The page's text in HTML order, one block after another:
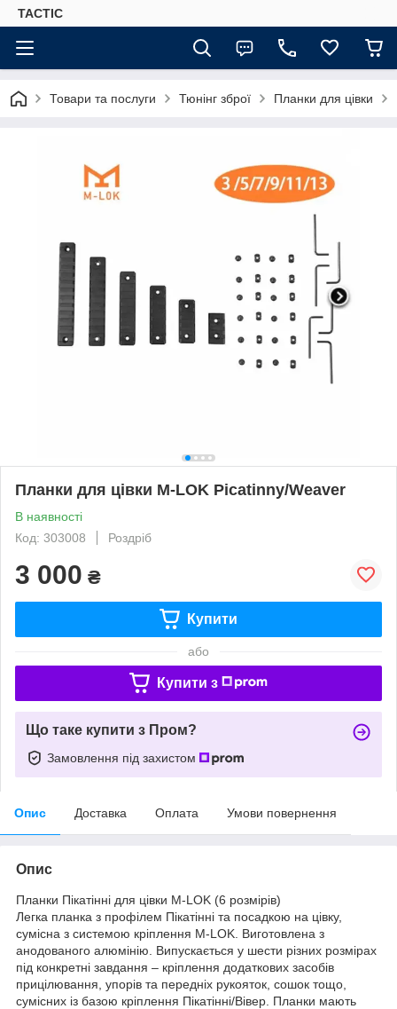
TACTIC
Товари та послуги Тюнінг зброї Планки для цівки
Планки для цівки M-LOK Picatinny/Weaver
В наявності
Код: 303008
Роздріб
3 000 ₴
Купити
або
Купити з
Що таке купити з Пром?
Замовлення під захистом
Опис Доставка Оплата Умови повернення
Опис
Планки Пікатінні для цівки M-LOK (6 розмірів)
Легка планка з профілем Пікатінні та посадкою на цівку,
сумісна з системою кріплення M-LOK. Виготовлена ​​з
анодованого алюмінію. Випускається у шести різних розмірах
під конкретні завдання – кріплення додаткових засобів
прицілювання, упорів та передніх рукояток, сошок тощо,
сумісних із базою кріплення Пікатінні/Вівер. Планки мають